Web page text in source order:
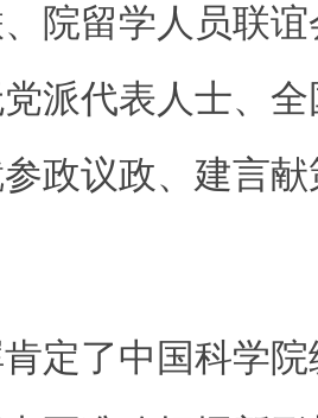
院留学人员联谊
派代表人士、
政议政、建言
定了中国科学